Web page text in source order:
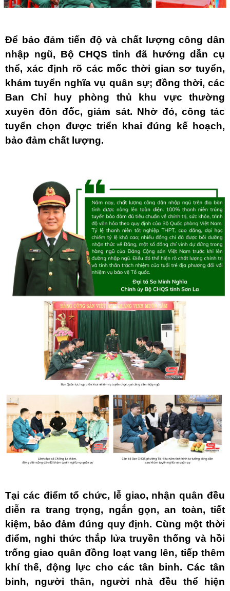
Để bảo đảm tiến độ và chất lượng công dân
nhập ngũ, Bộ CHQS tỉnh đã hướng dẫn cụ
thể, xác định rõ các mốc thời gian sơ tuyển,
khám tuyển nghĩa vụ quân sự; đồng thời, các
Ban Chỉ huy phòng thủ khu vực thường
xuyên đôn đốc, giám sát. Nhờ đó, công tác
tuyển chọn được triển khai đúng kế hoạch,
bảo đảm chất lượng.
Tại các điểm tổ chức, lễ giao, nhận quân đều
diễn ra trang trọng, ngắn gọn, an toàn, tiết
kiệm, bảo đảm đúng quy định. Cùng một thời
điểm, nghi thức thắp lửa truyền thống và hồi
trống giao quân đồng loạt vang lên, tiếp thêm
khí thế, động lực cho các tân binh. Các tân
binh, người thân, người nhà đều thể hiện